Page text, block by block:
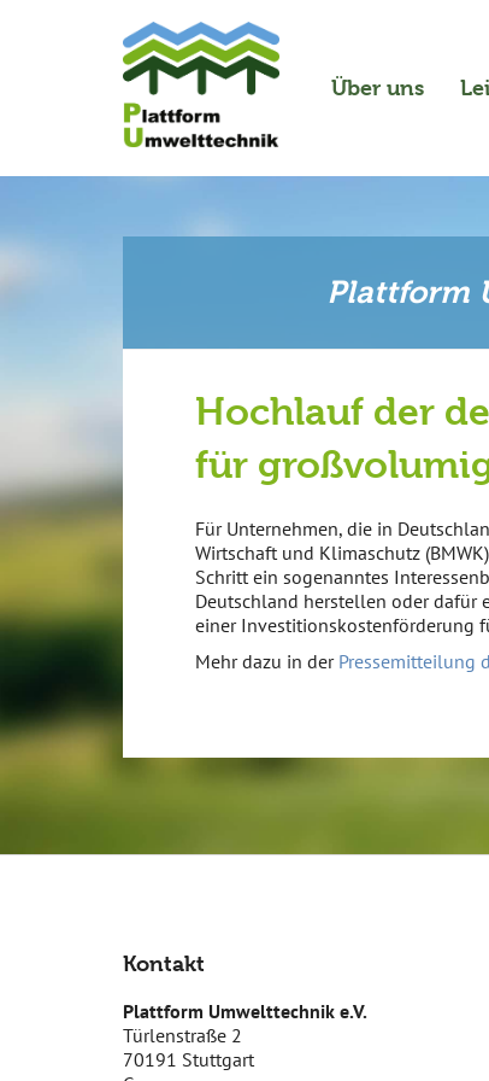
Über uns
Plattform
Hochlauf der
für
Für Unternehmen, die in
Wirtschaft und Klimaschutz
Schritt ein sogenanntes
Deutschland herstellen oder dafür
einer Investitionskostenförderung
Mehr dazu in der Pressemitteilung
Kontakt
Plattform Umwelttechnik e.V.
Türlenstraße 2
70191 Stuttgart